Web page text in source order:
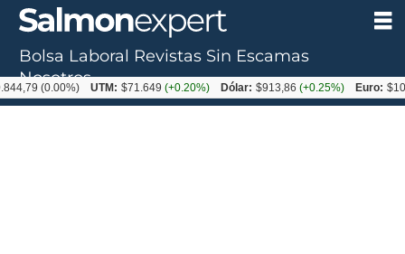
Bolsa Laboral Revistas Sin Escamas
Nosotros
(0.00%) UTM: $71.649(+0.20%) Dólar: $913,86(+0.25%) Euro: $1053,08